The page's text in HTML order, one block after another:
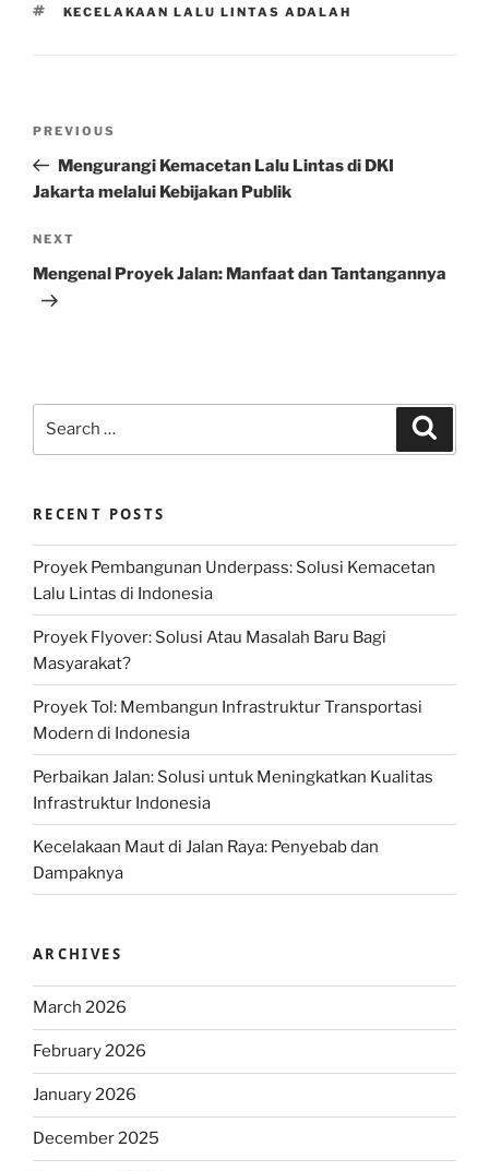
TAGS
KECELAKAAN LALU LINTAS ADALAH
Previous
Post
PREVIOUS
Mengurangi Kemacetan Lalu Lintas di DKI
Jakarta melalui Kebijakan Publik
Next
Post
NEXT
Mengenal Proyek Jalan: Manfaat dan Tantangannya
RECENT POSTS
Proyek Pembangunan Underpass: Solusi Kemacetan
Lalu Lintas di Indonesia
Proyek Flyover: Solusi Atau Masalah Baru Bagi
Masyarakat?
Proyek Tol: Membangun Infrastruktur Transportasi
Modern di Indonesia
Perbaikan Jalan: Solusi untuk Meningkatkan Kualitas
Infrastruktur Indonesia
Kecelakaan Maut di Jalan Raya: Penyebab dan
Dampaknya
ARCHIVES
March 2026
February 2026
January 2026
December 2025